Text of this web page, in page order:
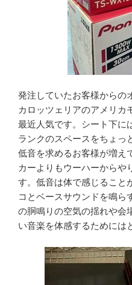
発注していたお客様からの
カロッツェリアのアメリカ
最近人気です。シート下に
ランクのスペースをちょっ
低音を求めるお客様が増え
カーよりもウーハーからや
す。低音は体で感じること
コとベースサウンドを鳴ら
の胴鳴りの空気の揺れや会
い音楽を体感するためには